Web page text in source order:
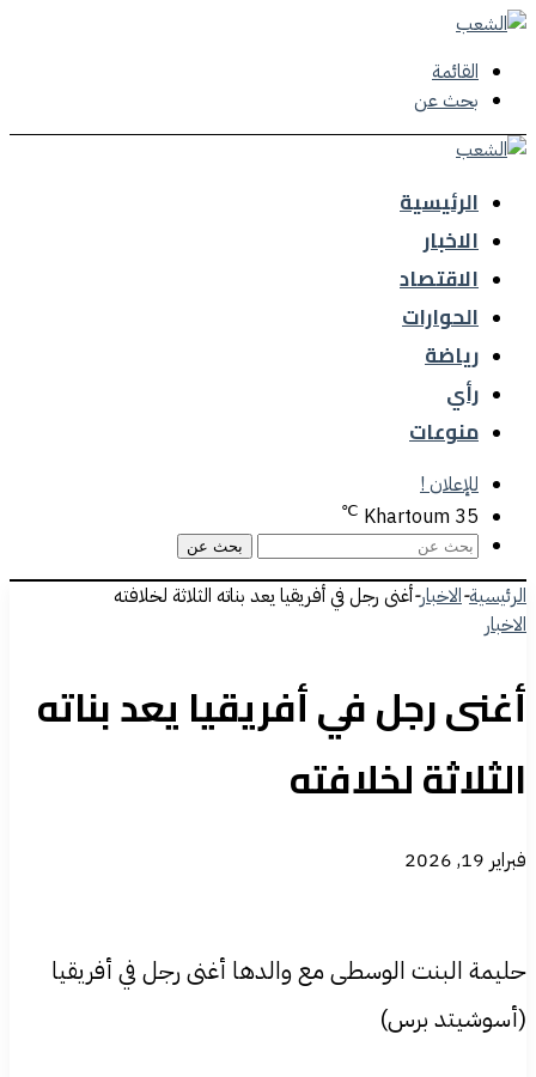
القائمة
بحث عن
الرئيسية
الاخبار
الاقتصاد
الحوارات
رياضة
رأي
منوعات
للإعلان !
Khartoum 35
℃
بحث عن
الرئيسية-الاخبار-أغنى رجل في أفريقيا يعد بناته الثلاثة لخلافته
الاخبار
أغنى رجل في أفريقيا يعد بناته
الثلاثة لخلافته
فبراير 19, 2026
حليمة البنت الوسطى مع والدها أغنى رجل في أفريقيا
(أسوشيتد برس)